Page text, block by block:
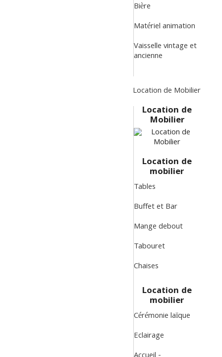
Bière
Matériel animation
Vaisselle vintage et
ancienne
Location de Mobilier
Location de
Mobilier
Location de
mobilier
Tables
Buffet et Bar
Mange debout
Tabouret
Chaises
Location de
mobilier
Cérémonie laïque
Eclairage